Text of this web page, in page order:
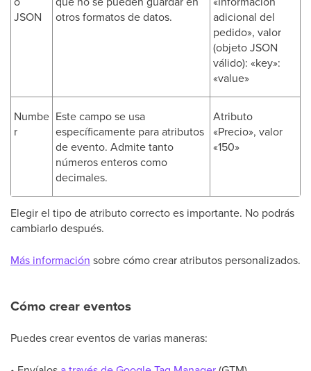
JSON
otros formatos de datos.
adicional del
pedido», valor
(objeto JSON
válido): «key»:
«value»
Numbe
r
Este campo se usa
específicamente para atributos
de evento. Admite tanto
números enteros como
decimales.
Atributo
«Precio», valor
«150»
Elegir el tipo de atributo correcto es importante. No podrás
cambiarlo después.
Más información sobre cómo crear atributos personalizados.
Cómo crear eventos
Puedes crear eventos de varias maneras: